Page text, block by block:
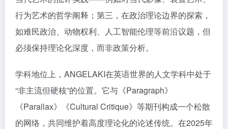
行为艺术的哲学阐释；第三，在政治理论边界的探索，
如难民政治、动物权利、人工智能伦理等前沿议题，但
必须保持理论化深度，而非政策分析。
学科地位上，ANGELAKI在英语世界的人文学科中处于
“非主流但硬核”的位置。它与《Paragraph》
《Parallax》《Cultural Critique》等期刊构成一个松散
的网络，共同维护着高度理论化的论述传统。在2025年